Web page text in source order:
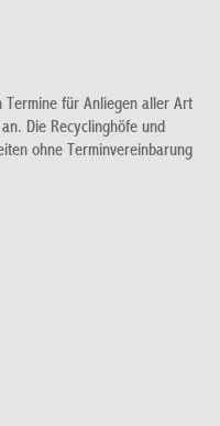
Termine für Anliegen aller Art
Die Recyclinghöfe und
ohne Terminvereinbarung